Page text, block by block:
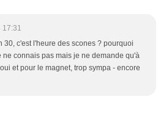
17:31
30, c'est l'heure des scones ? pourquoi
ne connais pas mais je ne demande qu'à
et pour le magnet, trop sympa - encore